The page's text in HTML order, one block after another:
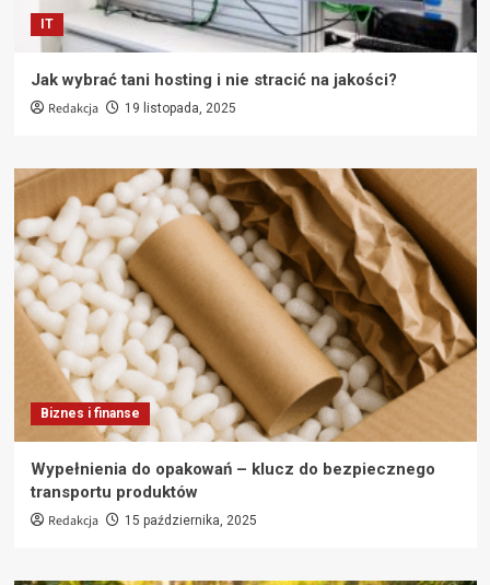
IT
Jak wybrać tani hosting i nie stracić na jakości?
Redakcja 19 listopada, 2025
Biznes i finanse
Wypełnienia do opakowań – klucz do bezpiecznego
transportu produktów
Redakcja 15 października, 2025